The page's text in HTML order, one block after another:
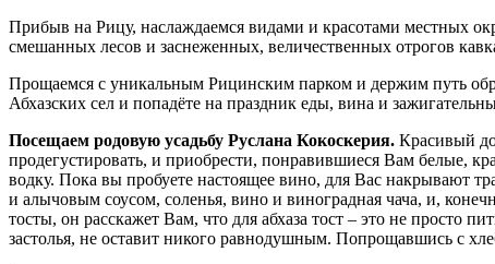
Прибыв на Рицу, наслаждаемся видами и красотами местных
смешанных лесов и заснеженных, величественных отрогов
Прощаемся с уникальным Рицинским парком и держим путь
Абхазских сел и попадёте на праздник еды, вина и
Посещаем родовую усадьбу Руслана Кокоскерия. Красивый
продегустировать, и приобрести, понравившиеся Вам белые,
водку. Пока вы пробуете настоящее вино, для Вас накрывают
и алычовым соусом, соленья, вино и виноградная чача, и,
тосты, он расскажет Вам, что для абхаза тост – это не просто
застолья, не оставит никого равнодушным. Попрощавшись с